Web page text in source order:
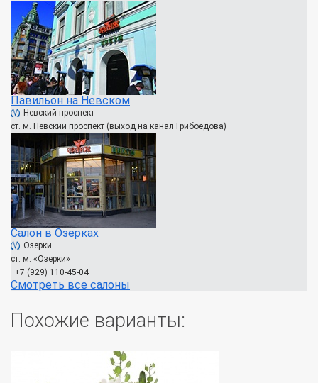
Павильон на Невском
Невский проспект
ст. м. Невский проспект (выход на канал Грибоедова)
Салон в Озерках
Озерки
ст. м. «Озерки»
+7 (929) 110-45-04
Смотреть все салоны
Похожие варианты: